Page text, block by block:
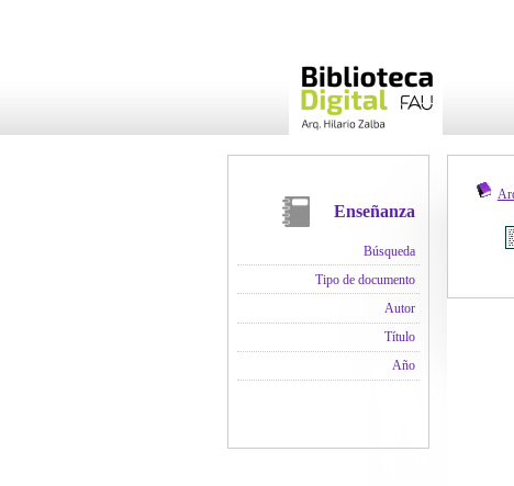
Enseñanza
Búsqueda
Tipo de documento
Autor
Título
Año